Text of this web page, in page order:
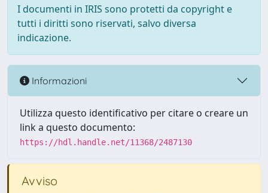
I documenti in IRIS sono protetti da copyright e
tutti i diritti sono riservati, salvo diversa
indicazione.
Informazioni
Utilizza questo identificativo per citare o creare un
link a questo documento:
https://hdl.handle.net/11368/2487130
Avviso